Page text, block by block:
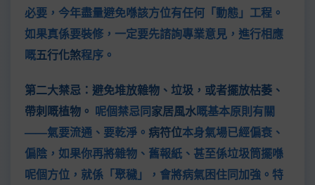
必要，今年盡量避免喺該方位有任何「動態」工程。
如果真係要裝修，一定要先諮詢專業意見，進行相應
嘅五行化煞程序。
第二大禁忌：避免堆放雜物、垃圾，或者擺放枯萎、
帶刺嘅植物。 呢個禁忌同家居風水嘅基本原則有關
——氣要流通、要乾淨。 病符位本身氣場已經偏衰、
偏陰，如果你再將雜物、舊報紙、甚至係垃圾筒擺喺
呢個方位，就係「聚穢」，會將病氣困住同加強。特